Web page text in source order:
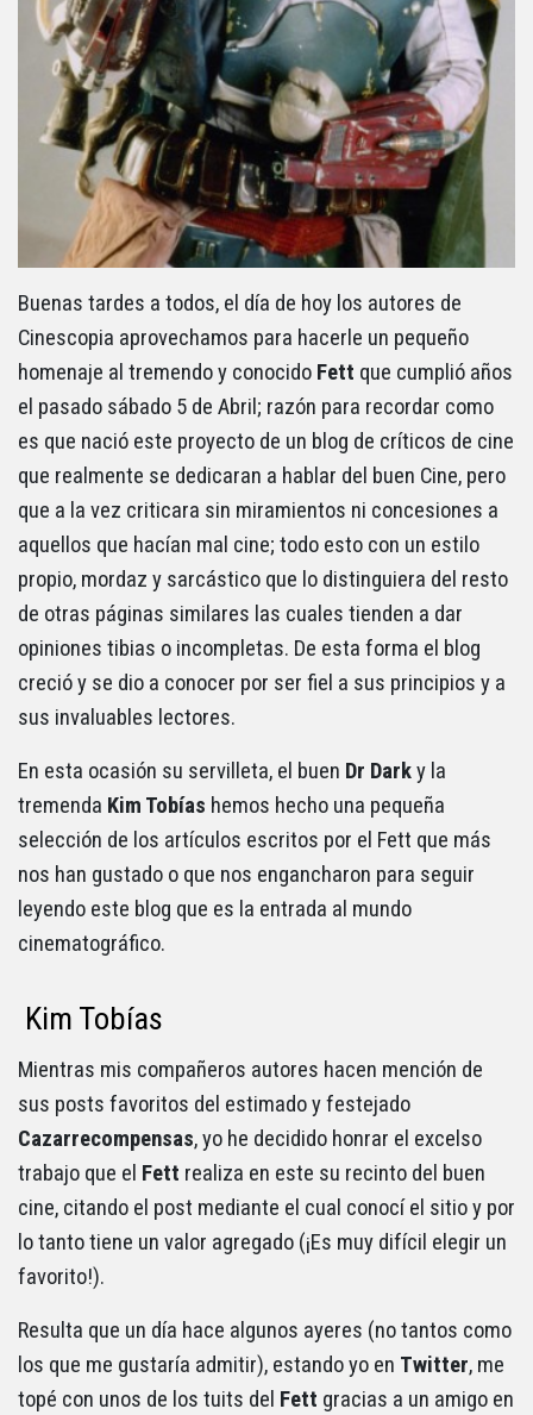
Buenas tardes a todos, el día de hoy los autores de
Cinescopia aprovechamos para hacerle un pequeño
homenaje al tremendo y conocido Fett que cumplió años
el pasado sábado 5 de Abril; razón para recordar como
es que nació este proyecto de un blog de críticos de cine
que realmente se dedicaran a hablar del buen Cine, pero
que a la vez criticara sin miramientos ni concesiones a
aquellos que hacían mal cine; todo esto con un estilo
propio, mordaz y sarcástico que lo distinguiera del resto
de otras páginas similares las cuales tienden a dar
opiniones tibias o incompletas. De esta forma el blog
creció y se dio a conocer por ser fiel a sus principios y a
sus invaluables lectores.
En esta ocasión su servilleta, el buen Dr Darky la
tremenda Kim Tobías hemos hecho una pequeña
selección de los artículos escritos por el Fett que más
nos han gustado o que nos engancharon para seguir
leyendo este blog que es la entrada al mundo
cinematográfico.
Kim Tobías
Mientras mis compañeros autores hacen mención de
sus posts favoritos del estimado y festejado
Cazarrecompensas, yo he decidido honrar el excelso
trabajo que el Fett realiza en este su recinto del buen
cine, citando el post mediante el cual conocí el sitio y por
lo tanto tiene un valor agregado (¡Es muy difícil elegir un
favorito!).
Resulta que un día hace algunos ayeres (no tantos como
los que me gustaría admitir), estando yo en Twitter, me
topé con unos de los tuits del Fett gracias a un amigo en